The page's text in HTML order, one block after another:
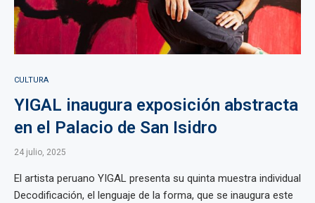
CULTURA
YIGAL inaugura exposición abstracta
en el Palacio de San Isidro
24 julio, 2025
El artista peruano YIGAL presenta su quinta muestra individual
Decodificación, el lenguaje de la forma, que se inaugura este